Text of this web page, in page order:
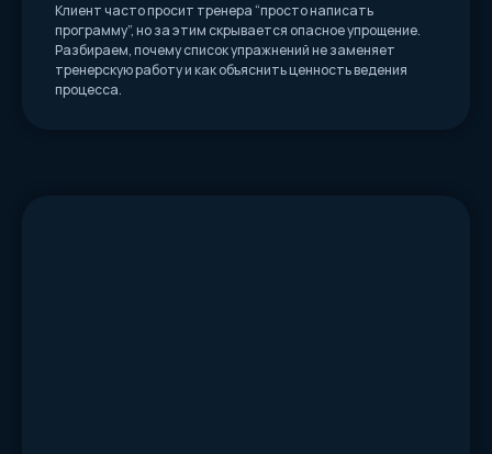
Клиент часто просит тренера “просто написать
программу”, но за этим скрывается опасное упрощение.
Разбираем, почему список упражнений не заменяет
тренерскую работу и как объяснить ценность ведения
процесса.